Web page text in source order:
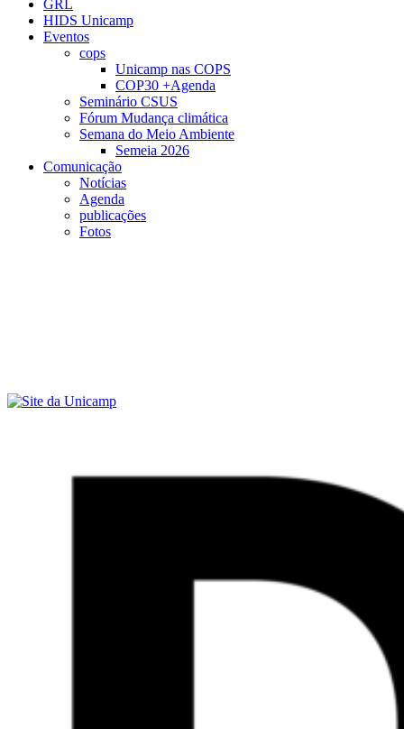
GRL
HIDS Unicamp
Eventos
cops
Unicamp nas COPS
COP30 +Agenda
Seminário CSUS
Fórum Mudança climática
Semana do Meio Ambiente
Semeia 2026
Comunicação
Notícias
Agenda
publicações
Fotos